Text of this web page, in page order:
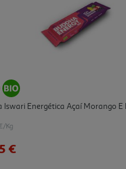
Iswari Energética Açaí Morango E
Kg
€